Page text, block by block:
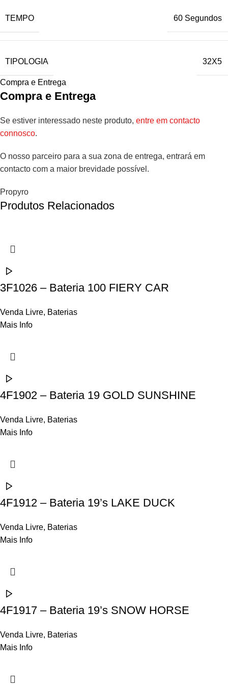
TEMPO 60 Segundos
TIPOLOGIA 32X5
Compra e Entrega
Compra e Entrega
Se estiver interessado neste produto, entre em contacto
connosco.
O nosso parceiro para a sua zona de entrega, entrará em
contacto com a maior brevidade possível.
Propyro
Produtos Relacionados
3F1026 – Bateria 100 FIERY CAR
Venda Livre, Baterias
Mais Info
4F1902 – Bateria 19 GOLD SUNSHINE
Venda Livre, Baterias
Mais Info
4F1912 – Bateria 19’s LAKE DUCK
Venda Livre, Baterias
Mais Info
4F1917 – Bateria 19’s SNOW HORSE
Venda Livre, Baterias
Mais Info